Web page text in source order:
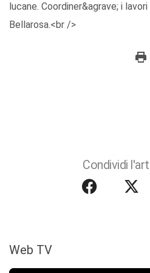
lucane. Coordiner&agrave; i
Bellarosa.<br />
Condividi
Web TV